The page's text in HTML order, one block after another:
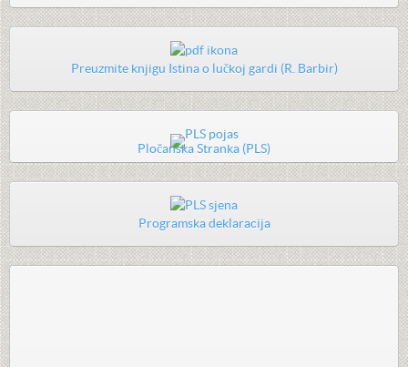
Preuzmite knjigu Istina o lučkoj gardi (R. Barbir)
Pločanska Stranka (PLS)
Programska deklaracija